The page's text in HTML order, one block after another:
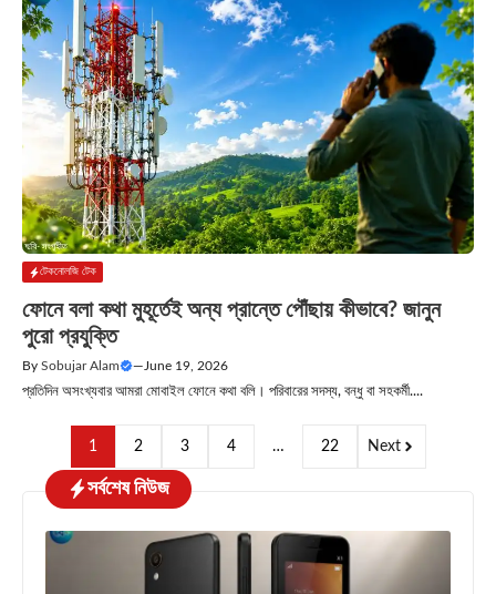
টেকনোলজি টেক
ফোনে বলা কথা মুহূর্তেই অন্য প্রান্তে পৌঁছায় কীভাবে? জানুন
পুরো প্রযুক্তি
By Sobujar Alam — June 19, 2026
প্রতিদিন অসংখ্যবার আমরা মোবাইল ফোনে কথা বলি। পরিবারের সদস্য, বন্ধু বা সহকর্মী....
1 2 3 4 … 22 Next
সর্বশেষ নিউজ